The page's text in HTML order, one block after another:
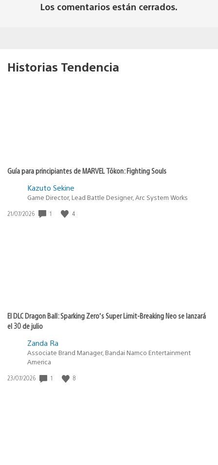
Los comentarios están cerrados.
Historias Tendencia
Guía para principiantes de MARVEL Tōkon: Fighting Souls
Kazuto Sekine
Game Director, Lead Battle Designer, Arc System Works
Fecha
21/07/2026 1 4
El DLC Dragon Ball: Sparking Zero’s Super Limit-Breaking Neo se lanzará
el 30 de julio
Zanda Ra
Associate Brand Manager, Bandai Namco Entertainment
America
Fecha
23/07/2026 1 8